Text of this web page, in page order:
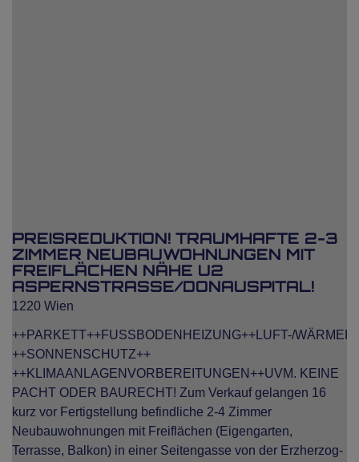
PREISREDUKTION! TRAUMHAFTE 2-3
ZIMMER NEUBAUWOHNUNGEN MIT
FREIFLÄCHEN NÄHE U2
ASPERNSTRASSE/DONAUSPITAL!
1220 Wien
++PARKETT++FUSSBODENHEIZUNG++LUFT-/
++SONNENSCHUTZ++
++KLIMAANLAGENVORBEREITUNGEN++UVM. KEINE
PACHT ODER BAURECHT! Zum Verkauf gelangen 16
kurz vor Fertigstellung befindliche 2-4 Zimmer
Neubauwohnungen mit Freiflächen (Eigengarten,
Terrasse, Balkon) in einer Seitengasse von der Erzherzog-